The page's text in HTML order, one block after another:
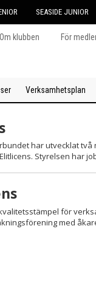
SEASIDE JUNIOR
Om klubben För
Verksamhetsplan
har utvecklat
Styrelsen har
för
med